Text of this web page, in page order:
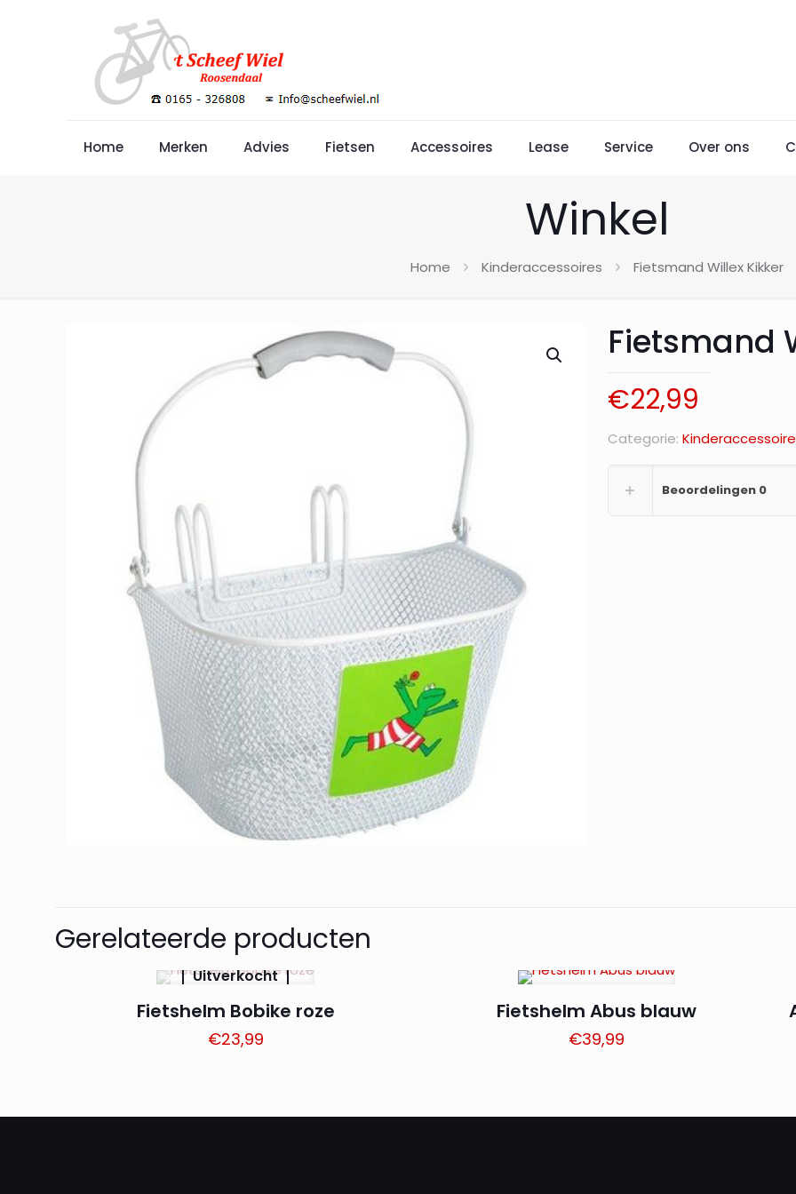
Home Merken Advies Fietsen Accessoires Lease Service Over ons
Winkel
Home Kinderaccessoires Fietsmand Willex Kikker
Fietsmand
€22,99
Categorie:
Beoordelingen 0
Gerelateerde producten
Uitverkocht
Fietshelm Bobike roze
€23,99
Fietshelm Abus blauw
€39,99